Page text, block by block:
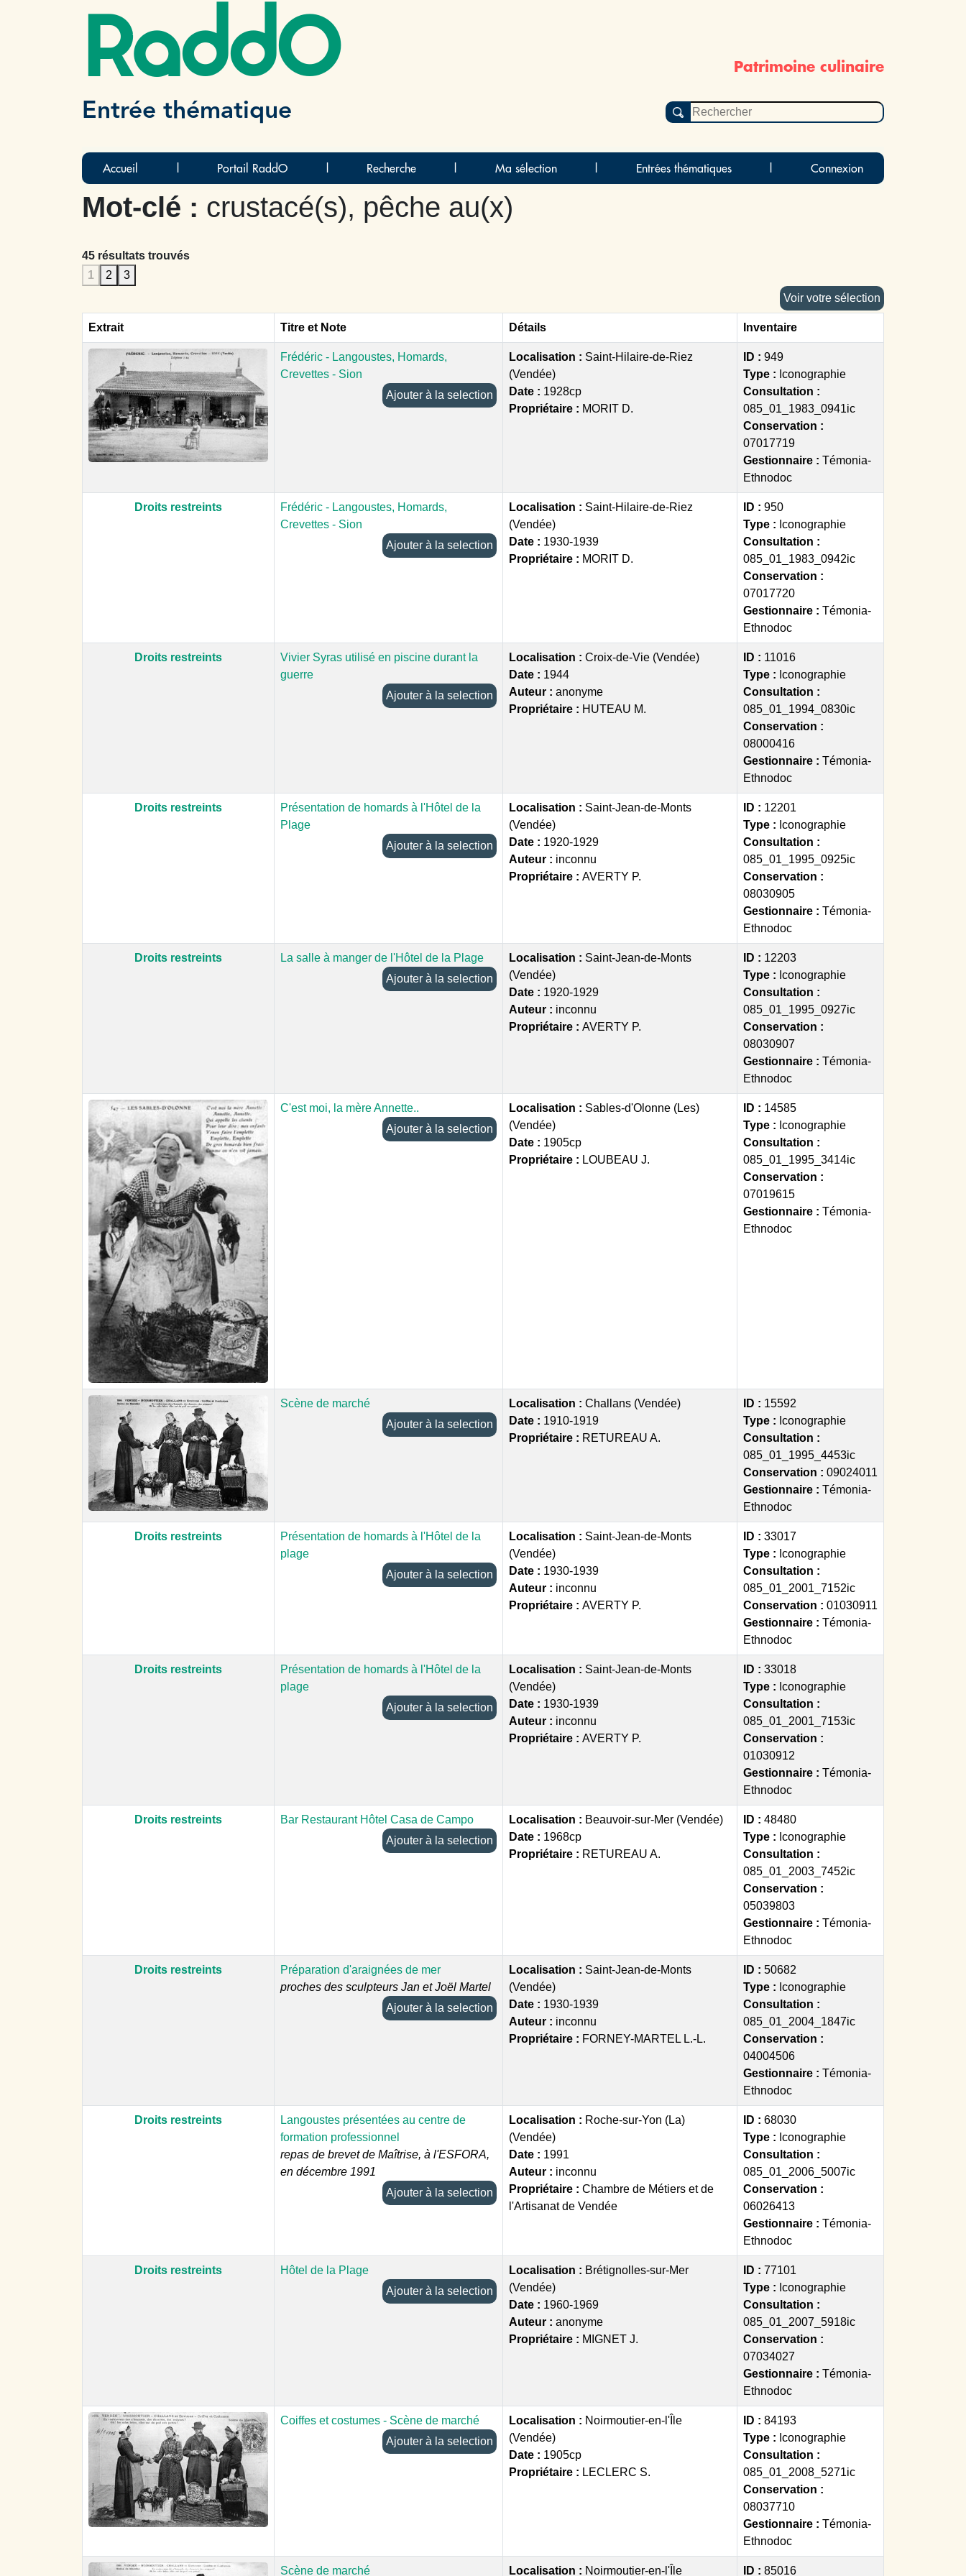
RaddO Patrimoine culinaire
Entrée thématique
Accueil Portail RaddO Recherche Ma sélection Entrées thématiques Connexion
Mot-clé : crustacé(s), pêche au(x)
45 résultats trouvés
1
2
3
Voir votre sélection
Extrait Titre et Note Détails Inventaire
Frédéric - Langoustes, Homards,
Crevettes - Sion
Ajouter à la selection
Localisation : Saint-Hilaire-de-Riez
(Vendée)
Date : 1928cp
Propriétaire : MORIT D.
ID : 949
Type : Iconographie
Consultation :
085_01_1983_0941ic
Conservation :
07017719
Gestionnaire : Témonia-
Ethnodoc
Droits restreints
Frédéric - Langoustes, Homards,
Crevettes - Sion
Ajouter à la selection
Localisation : Saint-Hilaire-de-Riez
(Vendée)
Date : 1930-1939
Propriétaire : MORIT D.
ID : 950
Type : Iconographie
Consultation :
085_01_1983_0942ic
Conservation :
07017720
Gestionnaire : Témonia-
Ethnodoc
Droits restreints
Vivier Syras utilisé en piscine durant la
guerre
Ajouter à la selection
Localisation : Croix-de-Vie (Vendée)
Date : 1944
Auteur : anonyme
Propriétaire : HUTEAU M.
ID : 11016
Type : Iconographie
Consultation :
085_01_1994_0830ic
Conservation :
08000416
Gestionnaire : Témonia-
Ethnodoc
Droits restreints
Présentation de homards à l'Hôtel de la
Plage
Ajouter à la selection
Localisation : Saint-Jean-de-Monts
(Vendée)
Date : 1920-1929
Auteur : inconnu
Propriétaire : AVERTY P.
ID : 12201
Type : Iconographie
Consultation :
085_01_1995_0925ic
Conservation :
08030905
Gestionnaire : Témonia-
Ethnodoc
Droits restreints
La salle à manger de l'Hôtel de la Plage
Ajouter à la selection
Localisation : Saint-Jean-de-Monts
(Vendée)
Date : 1920-1929
Auteur : inconnu
Propriétaire : AVERTY P.
ID : 12203
Type : Iconographie
Consultation :
085_01_1995_0927ic
Conservation :
08030907
Gestionnaire : Témonia-
Ethnodoc
C'est moi, la mère Annette..
Ajouter à la selection
Localisation : Sables-d'Olonne (Les)
(Vendée)
Date : 1905cp
Propriétaire : LOUBEAU J.
ID : 14585
Type : Iconographie
Consultation :
085_01_1995_3414ic
Conservation :
07019615
Gestionnaire : Témonia-
Ethnodoc
Scène de marché
Ajouter à la selection
Localisation : Challans (Vendée)
Date : 1910-1919
Propriétaire : RETUREAU A.
ID : 15592
Type : Iconographie
Consultation :
085_01_1995_4453ic
Conservation : 09024011
Gestionnaire : Témonia-
Ethnodoc
Droits restreints
Présentation de homards à l'Hôtel de la
plage
Ajouter à la selection
Localisation : Saint-Jean-de-Monts
(Vendée)
Date : 1930-1939
Auteur : inconnu
Propriétaire : AVERTY P.
ID : 33017
Type : Iconographie
Consultation :
085_01_2001_7152ic
Conservation : 01030911
Gestionnaire : Témonia-
Ethnodoc
Droits restreints
Présentation de homards à l'Hôtel de la
plage
Ajouter à la selection
Localisation : Saint-Jean-de-Monts
(Vendée)
Date : 1930-1939
Auteur : inconnu
Propriétaire : AVERTY P.
ID : 33018
Type : Iconographie
Consultation :
085_01_2001_7153ic
Conservation :
01030912
Gestionnaire : Témonia-
Ethnodoc
Droits restreints
Bar Restaurant Hôtel Casa de Campo
Ajouter à la selection
Localisation : Beauvoir-sur-Mer (Vendée)
Date : 1968cp
Propriétaire : RETUREAU A.
ID : 48480
Type : Iconographie
Consultation :
085_01_2003_7452ic
Conservation :
05039803
Gestionnaire : Témonia-
Ethnodoc
Droits restreints
Préparation d'araignées de mer
proches des sculpteurs Jan et Joël Martel
Ajouter à la selection
Localisation : Saint-Jean-de-Monts
(Vendée)
Date : 1930-1939
Auteur : inconnu
Propriétaire : FORNEY-MARTEL L.-L.
ID : 50682
Type : Iconographie
Consultation :
085_01_2004_1847ic
Conservation :
04004506
Gestionnaire : Témonia-
Ethnodoc
Droits restreints
Langoustes présentées au centre de
formation professionnel
repas de brevet de Maîtrise, à l'ESFORA,
en décembre 1991
Ajouter à la selection
Localisation : Roche-sur-Yon (La)
(Vendée)
Date : 1991
Auteur : inconnu
Propriétaire : Chambre de Métiers et de
l'Artisanat de Vendée
ID : 68030
Type : Iconographie
Consultation :
085_01_2006_5007ic
Conservation :
06026413
Gestionnaire : Témonia-
Ethnodoc
Droits restreints
Hôtel de la Plage
Ajouter à la selection
Localisation : Brétignolles-sur-Mer
(Vendée)
Date : 1960-1969
Auteur : anonyme
Propriétaire : MIGNET J.
ID : 77101
Type : Iconographie
Consultation :
085_01_2007_5918ic
Conservation :
07034027
Gestionnaire : Témonia-
Ethnodoc
Coiffes et costumes - Scène de marché
Ajouter à la selection
Localisation : Noirmoutier-en-l'Île
(Vendée)
Date : 1905cp
Propriétaire : LECLERC S.
ID : 84193
Type : Iconographie
Consultation :
085_01_2008_5271ic
Conservation :
08037710
Gestionnaire : Témonia-
Ethnodoc
Scène de marché Localisation : Noirmoutier-en-l'Île ID : 85016